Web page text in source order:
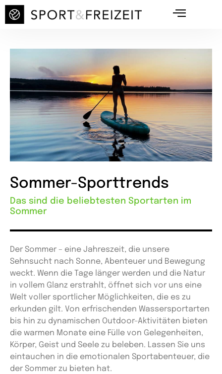
Sommer-Sporttrends
Das sind die beliebtesten Sportarten im
Sommer
Der Sommer – eine Jahreszeit, die unsere
Sehnsucht nach Sonne, Abenteuer und Bewegung
weckt. Wenn die Tage länger werden und die Natur
in vollem Glanz erstrahlt, öffnet sich vor uns eine
Welt voller sportlicher Möglichkeiten, die es zu
erkunden gilt. Von erfrischenden Wassersportarten
bis hin zu dynamischen Outdoor-Aktivitäten bieten
die warmen Monate eine Fülle von Gelegenheiten,
Körper, Geist und Seele zu beleben. Lassen Sie uns
eintauchen in die emotionalen Sportabenteuer, die
der Sommer zu bieten hat.